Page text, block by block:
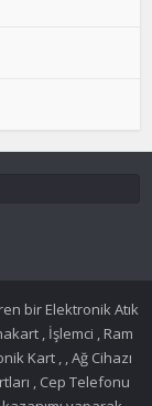
bir Elektronik Atık
, İşlemci , Ram
Kart , , Ağ Cihazı
, Cep Telefonu